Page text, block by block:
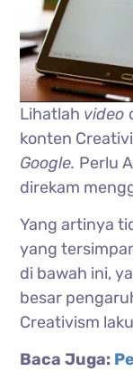
Lihatlah video
konten
Google. Perlu
direkam
Yang artinya
yang
di bawah ini,
besar
Creativism
Baca Juga: